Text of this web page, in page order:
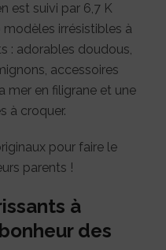
est suivi par 6,7 K
modèles irrésistibles à
: adorables doudous,
accessoires
mer en filigrane et une
à croquer.
pour faire le
parents !
à
des